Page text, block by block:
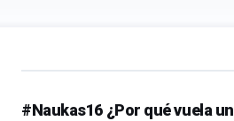
#Naukas16 ¿Por qué vuela un